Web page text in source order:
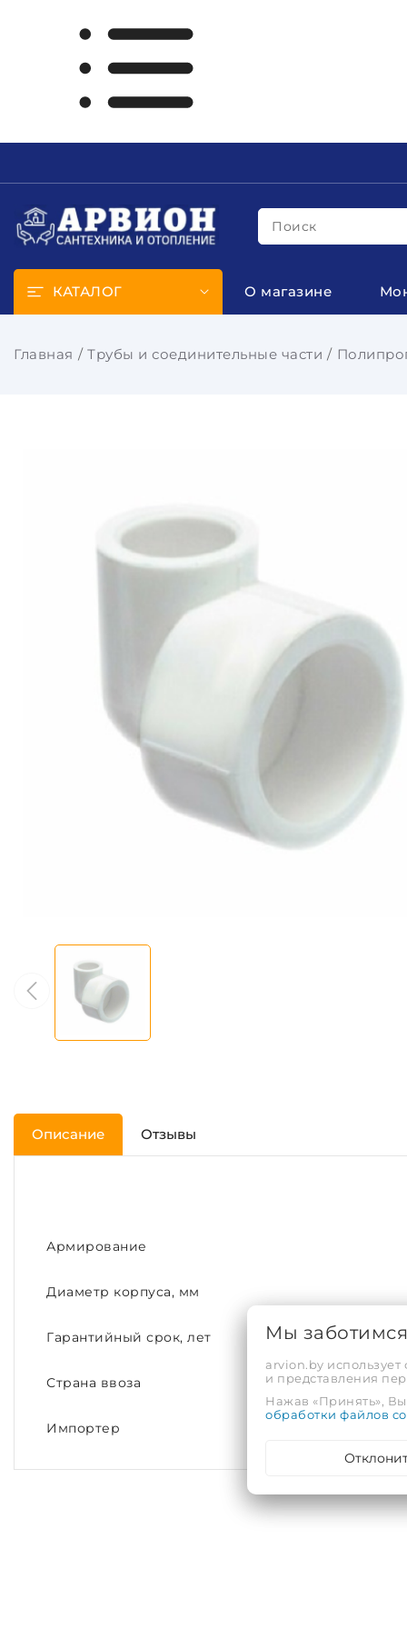
Поиск
КАТАЛОГ О магазине
Главная Трубы и соединительные части
Описание Отзывы
Армирование
Диаметр корпуса, мм
Гарантийный срок, лет
Страна ввоза
Импортер
Мы
arvion.by
и представления
Нажав «Принять», Вы
обработки файлов